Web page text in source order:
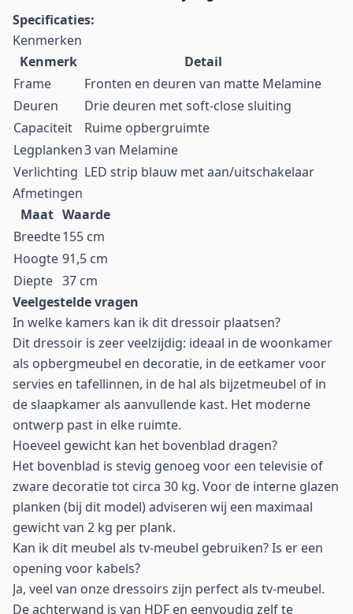
Specificaties:
Kenmerken
Kenmerk
Detail
Frame
Fronten en deuren van matte Melamine
Deuren
Drie deuren met soft-close sluiting
Capaciteit
Ruime opbergruimte
Legplanken3 van Melamine
Verlichting LED strip blauw met aan/uitschakelaar
Afmetingen
Maat Waarde
Breedte155 cm
Hoogte 91,5 cm
Diepte 37 cm
Veelgestelde vragen
In welke kamers kan ik dit dressoir plaatsen?
Dit dressoir is zeer veelzijdig: ideaal in de woonkamer
als opbergmeubel en decoratie, in de eetkamer voor
servies en tafellinnen, in de hal als bijzetmeubel of in
de slaapkamer als aanvullende kast. Het moderne
ontwerp past in elke ruimte.
Hoeveel gewicht kan het bovenblad dragen?
Het bovenblad is stevig genoeg voor een televisie of
zware decoratie tot circa 30 kg. Voor de interne glazen
planken (bij dit model) adviseren wij een maximaal
gewicht van 2 kg per plank.
Kan ik dit meubel als tv-meubel gebruiken? Is er een
opening voor kabels?
Ja, veel van onze dressoirs zijn perfect als tv-meubel.
De achterwand is van HDF en eenvoudig zelf te